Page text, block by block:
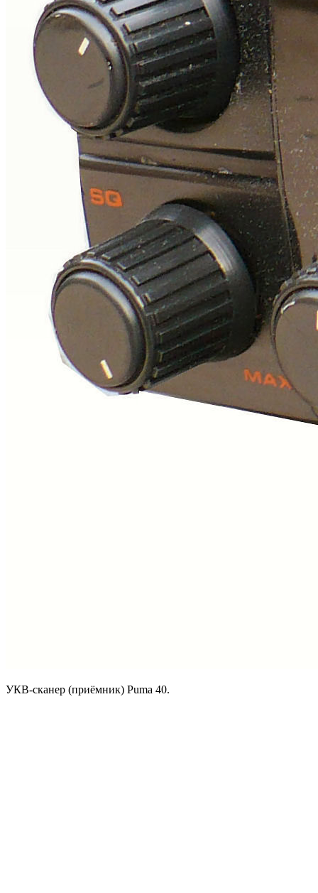
УКВ-сканер (приёмник) Puma 40.